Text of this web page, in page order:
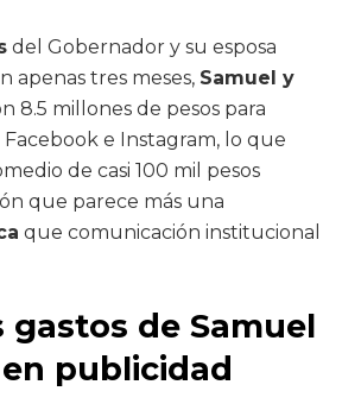
del Gobernador y su esposa
apenas tres meses, Samuel y
8.5 millones de pesos para
e Instagram, lo que
de casi 100 mil pesos
que parece más una
que comunicación institucional
gastos de Samuel
publicidad